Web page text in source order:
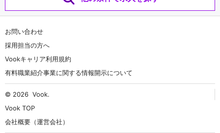
お問い合わせ
採用担当の方へ
Vookキャリア利用規約
有料職業紹介事業に関する情報開示について
© 2026 Vook.
Vook TOP
会社概要（運営会社）